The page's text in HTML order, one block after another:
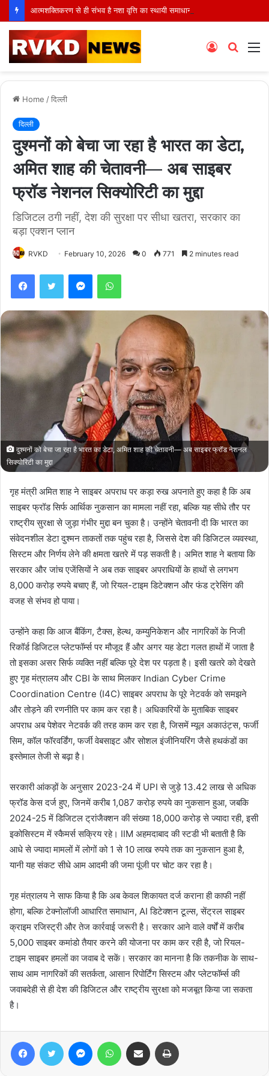
आत्मशक्तिकरण से ही संभव है नशा वृत्ति का स्थायी समाधान : बीके प्रियंका
Search
Log
Home /दिल्ली
दिल्ली
दुश्मनों को बेचा जा रहा है भारत का डेटा,
अमित शाह की चेतावनी— अब साइबर
फ्रॉड नेशनल सिक्योरिटी का मुद्दा
डिजिटल ठगी नहीं, देश की सुरक्षा पर सीधा खतरा, सरकार का
बड़ा एक्शन प्लान
RVKD February 10, 2026 0 771 2 minutes read
FacebookTwitter MessengerWhatsApp
दुश्मनों को बेचा जा रहा है भारत का डेटा, अमित शाह की चेतावनी— अब साइबर फ्रॉड नेशनल
सिक्योरिटी का मुद्दा
गृह मंत्री अमित शाह ने साइबर अपराध पर कड़ा रुख अपनाते हुए कहा है कि अब
साइबर फ्रॉड सिर्फ आर्थिक नुकसान का मामला नहीं रहा, बल्कि यह सीधे तौर पर
राष्ट्रीय सुरक्षा से जुड़ा गंभीर मुद्दा बन चुका है। उन्होंने चेतावनी दी कि भारत का
संवेदनशील डेटा दुश्मन ताकतों तक पहुंच रहा है, जिससे देश की डिजिटल व्यवस्था,
सिस्टम और निर्णय लेने की क्षमता खतरे में पड़ सकती है। अमित शाह ने बताया कि
सरकार और जांच एजेंसियों ने अब तक साइबर अपराधियों के हाथों से लगभग
8,000 करोड़ रुपये बचाए हैं, जो रियल-टाइम डिटेक्शन और फंड ट्रेसिंग की
वजह से संभव हो पाया।
उन्होंने कहा कि आज बैंकिंग, टैक्स, हेल्थ, कम्युनिकेशन और नागरिकों के निजी
रिकॉर्ड डिजिटल प्लेटफॉर्म्स पर मौजूद हैं और अगर यह डेटा गलत हाथों में जाता है
तो इसका असर सिर्फ व्यक्ति नहीं बल्कि पूरे देश पर पड़ता है। इसी खतरे को देखते
हुए गृह मंत्रालय और CBI के साथ मिलकर Indian Cyber Crime
Coordination Centre (I4C) साइबर अपराध के पूरे नेटवर्क को समझने
और तोड़ने की रणनीति पर काम कर रहा है। अधिकारियों के मुताबिक साइबर
अपराध अब पेशेवर नेटवर्क की तरह काम कर रहा है, जिसमें म्यूल अकाउंट्स, फर्जी
सिम, कॉल फॉरवर्डिंग, फर्जी वेबसाइट और सोशल इंजीनियरिंग जैसे हथकंडों का
इस्तेमाल तेजी से बढ़ा है।
सरकारी आंकड़ों के अनुसार 2023-24 में UPI से जुड़े 13.42 लाख से अधिक
फ्रॉड केस दर्ज हुए, जिनमें करीब 1,087 करोड़ रुपये का नुकसान हुआ, जबकि
2024-25 में डिजिटल ट्रांजैक्शन की संख्या 18,000 करोड़ से ज्यादा रही, इसी
इकोसिस्टम में स्कैमर्स सक्रिय रहे। IIM अहमदाबाद की स्टडी भी बताती है कि
आधे से ज्यादा मामलों में लोगों को 1 से 10 लाख रुपये तक का नुकसान हुआ है,
यानी यह संकट सीधे आम आदमी की जमा पूंजी पर चोट कर रहा है।
गृह मंत्रालय ने साफ किया है कि अब केवल शिकायत दर्ज कराना ही काफी नहीं
होगा, बल्कि टेक्नोलॉजी आधारित समाधान, AI डिटेक्शन टूल्स, सेंट्रल साइबर
क्राइम रजिस्ट्री और तेज कार्रवाई जरूरी है। सरकार आने वाले वर्षों में करीब
5,000 साइबर कमांडो तैयार करने की योजना पर काम कर रही है, जो रियल-
टाइम साइबर हमलों का जवाब दे सकें। सरकार का मानना है कि तकनीक के साथ-
साथ आम नागरिकों की सतर्कता, आसान रिपोर्टिंग सिस्टम और प्लेटफॉर्म्स की
जवाबदेही से ही देश की डिजिटल और राष्ट्रीय सुरक्षा को मजबूत किया जा सकता
है।
FacebookTwitter MessengerWhatsAppShare via Email